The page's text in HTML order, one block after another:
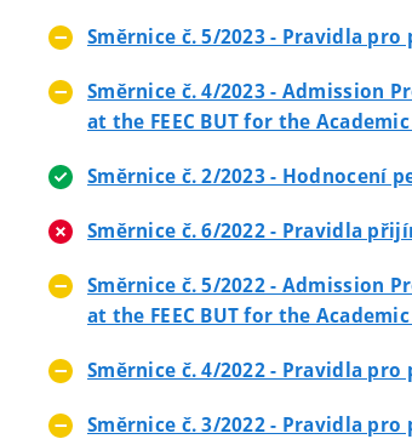
Směrnice č. 5/2023 - Pravidla
Směrnice č. 4/2023 - Admission
at the FEEC BUT for the
Směrnice č. 2/2023 - Hodnocení
Směrnice č. 6/2022 - Pravidla
Směrnice č. 5/2022 - Admission
at the FEEC BUT for the
Směrnice č. 4/2022 - Pravidla
Směrnice č. 3/2022 - Pravidla